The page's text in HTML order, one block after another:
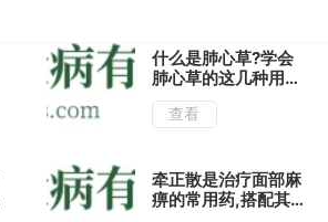
什么是肺心草?学会
肺心草的这几种用法
治疗月经不调有很好
的作用!
查看
牵正散是治疗面部麻
痹的常用药,搭配其